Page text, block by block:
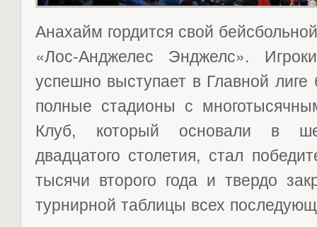
Анахайм гордится свой
«Лос-Анджелес Энджелс».
успешно выступает в Главной
полные стадионы с
Клуб, который основали в
двадцатого столетия, стал
тысячи второго года и твердо
турнирной таблицы всех